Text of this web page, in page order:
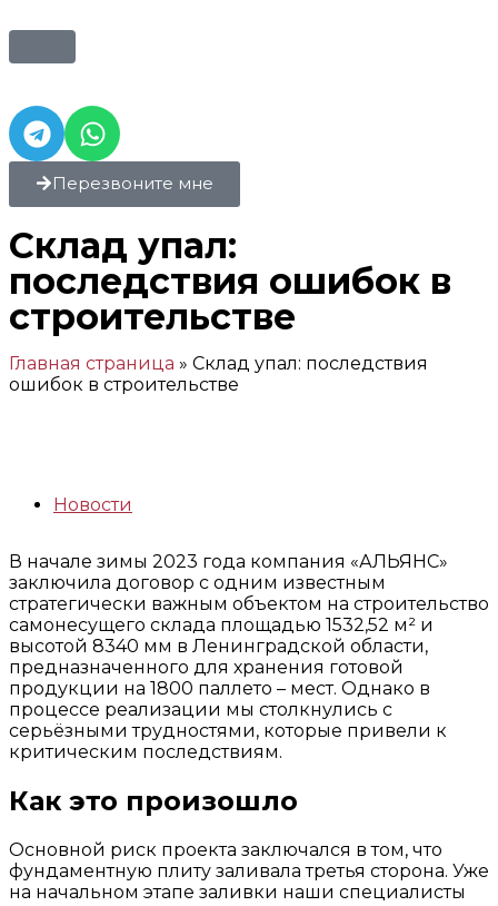
Перезвоните мне
Склад упал:
последствия ошибок в
строительстве
Главная страница » Склад упал: последствия
ошибок в строительстве
Новости
В начале зимы 2023 года компания «АЛЬЯНС»
заключила договор с одним известным
стратегически важным объектом на строительство
самонесущего склада площадью 1532,52 м² и
высотой 8340 мм в Ленинградской области,
предназначенного для хранения готовой
продукции на 1800 паллето – мест. Однако в
процессе реализации мы столкнулись с
серьёзными трудностями, которые привели к
критическим последствиям.
Как это произошло
Основной риск проекта заключался в том, что
фундаментную плиту заливала третья сторона. Уже
на начальном этапе заливки наши специалисты